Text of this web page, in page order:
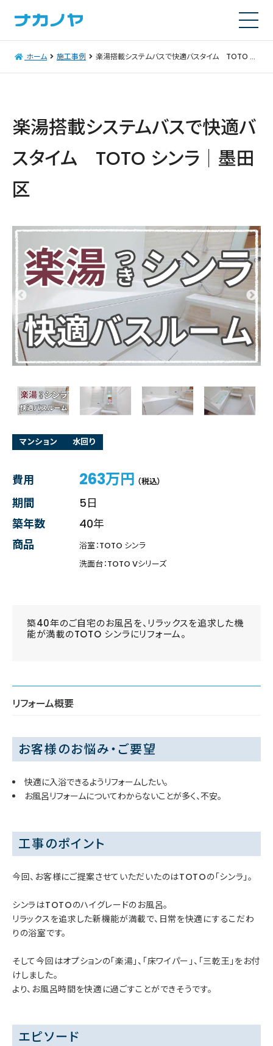
ホーム 施工事例 楽湯搭載システムバスで快適バスタイム TOTO シンラ｜墨田区
楽湯搭載システムバスで快適バ
スタイム TOTO シンラ｜墨田
区
マンション 水回り
費用 263万円 （税込）
期間
5日
築年数
40年
商品
浴室：TOTO シンラ
洗面台：TOTO Vシリーズ
築40年のご自宅のお風呂を、リラックスを追求した機
能が満載のTOTO シンラにリフォーム。
リフォーム概要
お客様のお悩み・ご要望
快適に入浴できるようリフォームしたい。
お風呂リフォームについてわからないことが多く、不安。
工事のポイント
今回、お客様にご提案させていただいたのはTOTOの「シンラ」。
シンラはTOTOのハイグレードのお風呂。
リラックスを追求した新機能が満載で、日常を快適にするこだわ
りの浴室です。
そして今回はオプションの「楽湯」、「床ワイパー」、「三乾王」をお付
けしました。
より、お風呂時間を快適に過ごすことができそうです。
エピソード